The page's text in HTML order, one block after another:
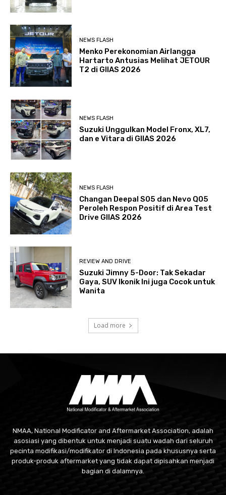
NEWS FLASH
Menko Perekonomian Airlangga
Hartarto Antusias Melihat JETOUR
T2 di GIIAS 2026
NEWS FLASH
Suzuki Unggulkan Model Fronx, XL7,
dan e Vitara di GIIAS 2026
NEWS FLASH
Changan Deepal S05 dan Nevo Q05
Peroleh Respon Positif di Area Test
Drive GIIAS 2026
REVIEW AND DRIVE
Suzuki Jimny 5-Door: Tak Sekadar
Gaya, SUV Ikonik Ini juga Cocok untuk
Wanita
Load more
NMAA, National Modificator and Aftermarket Association, adalah
asosiasi yang dibentuk untuk menjadi suatu wadah dari seluruh
pecinta modifikasi/modifikator di Indonesia pada khususnya serta
produk-produk aftermarket yang tidak dapat dipisahkan menjadi
bagian di dalamnya.